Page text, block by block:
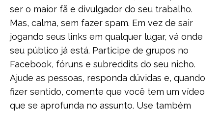
ser o maior fã e divulgador do seu trabalho.
Mas, calma, sem fazer spam. Em vez de sair
jogando seus links em qualquer lugar, vá onde
seu público já está. Participe de grupos no
Facebook, fóruns e subreddits do seu nicho.
Ajude as pessoas, responda dúvidas e, quando
fizer sentido, comente que você tem um vídeo
que se aprofunda no assunto. Use também